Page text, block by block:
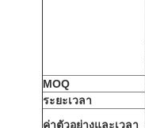
MOQ
ระยะเวลา
ค่าตัวอย่างและเวลา